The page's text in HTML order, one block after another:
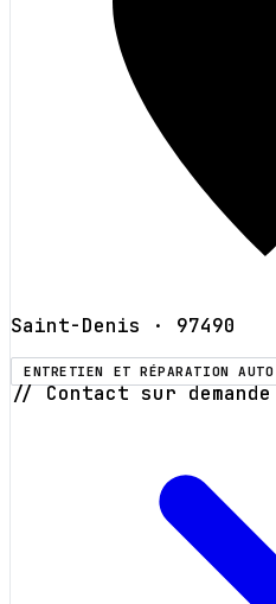
Saint-Denis · 97490
ENTRETIEN ET RÉPARATION AUTO
// Contact sur demande